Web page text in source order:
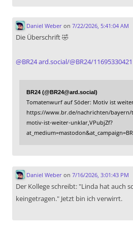
Daniel Weberon 7/22/2026, 5:41:04 AM
Die Überschrift 🤣
@BR24ard.social/@BR24/
BR24 (@BR24@ard.social)
Tomatenwurf auf Söder: Motiv ist
https://www.br.de/nachrichten/
motiv-ist-weiter-unklar,VPubjZf?
Daniel Weberon 7/16/2026, 3:01:43 PM
Der Kollege schreibt: "Linda hat auch
keingetragen." Jetzt bin ich verwirrt.